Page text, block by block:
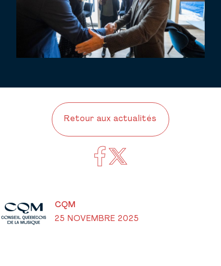
Retour aux actualités
CQM
25 NOVEMBRE 2025